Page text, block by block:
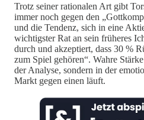
Trotz seiner rationalen Art gibt
immer noch gegen den
und die Tendenz, sich in eine
wichtigster Rat an sein früheres
durch und akzeptiert, dass 30 %
zum Spiel gehören“. Wahre
der Analyse, sondern in der
Markt gegen einen läuft.